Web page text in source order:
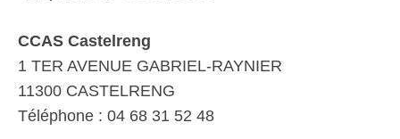
CCAS Castelreng
1 TER AVENUE GABRIEL-RAYNIER
11300 CASTELRENG
Téléphone : 04 68 31 52 48